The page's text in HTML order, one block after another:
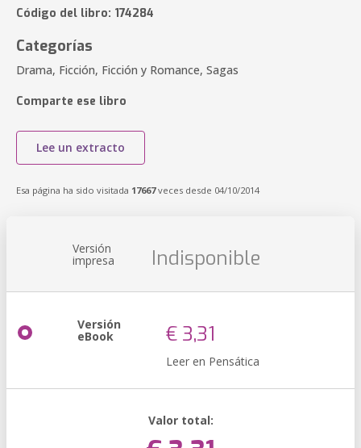
Código del libro: 174284
Categorías
Drama, Ficción, Ficción y Romance, Sagas
Comparte ese libro
Lee un extracto
Esa página ha sido visitada 17667veces desde 04/10/2014
Versión
impresa Indisponible
Versión
eBook € 3,31
Leer en Pensática
Valor total: